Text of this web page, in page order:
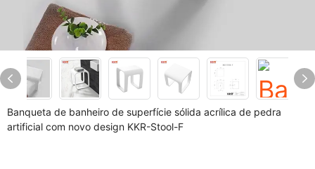
Banqueta de banheiro de superfície sólida acrílica de pedra
artificial com novo design KKR-Stool-F